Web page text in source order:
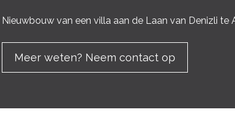
Nieuwbouw van een villa aan de Laan van Denizli te
Meer weten? Neem contact op